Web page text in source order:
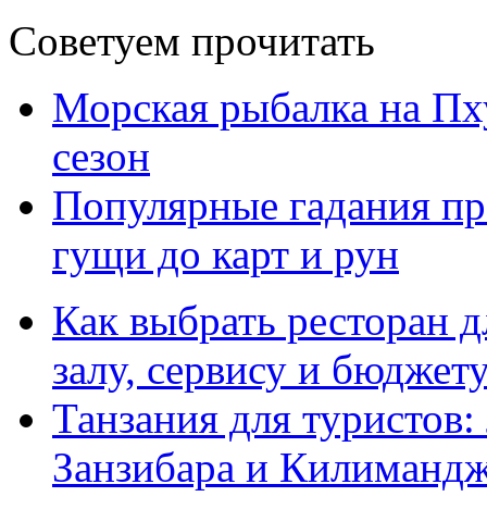
Советуем прочитать
Морская рыбалка на
сезон
Популярные гадания
гущи до карт и рун
Как выбрать ресторан
залу, сервису и
Танзания для
Занзибара и